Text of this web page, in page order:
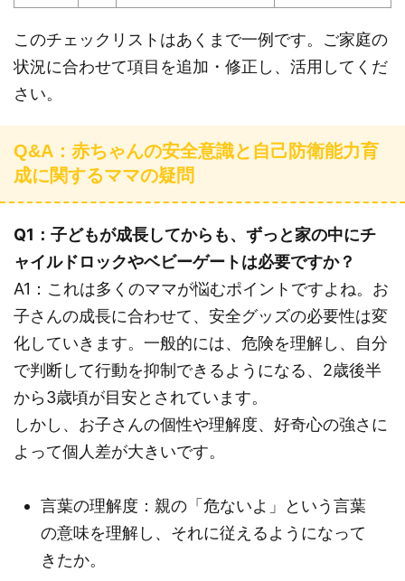
このチェックリストはあくまで一例です。ご家庭の
状況に合わせて項目を追加・修正し、活用してくだ
さい。
Q&A：赤ちゃんの安全意識と自己防衛能力育
成に関するママの疑問
Q1：子どもが成長してからも、ずっと家の中にチ
ャイルドロックやベビーゲートは必要ですか？
A1：これは多くのママが悩むポイントですよね。お
子さんの成長に合わせて、安全グッズの必要性は変
化していきます。一般的には、危険を理解し、自分
で判断して行動を抑制できるようになる、2歳後半
から3歳頃が目安とされています。
しかし、お子さんの個性や理解度、好奇心の強さに
よって個人差が大きいです。
言葉の理解度：親の「危ないよ」という言葉
の意味を理解し、それに従えるようになって
きたか。